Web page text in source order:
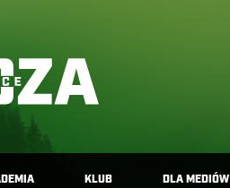
KLUB DLA MEDIÓW